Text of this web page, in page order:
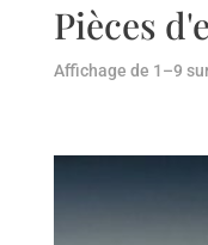
Pièces
Affichage de 1–9